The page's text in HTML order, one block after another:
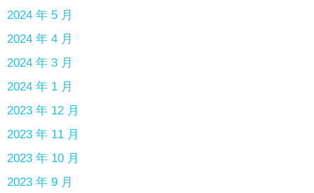
2024 年 5 月
2024 年 4 月
2024 年 3 月
2024 年 1 月
2023 年 12 月
2023 年 11 月
2023 年 10 月
2023 年 9 月